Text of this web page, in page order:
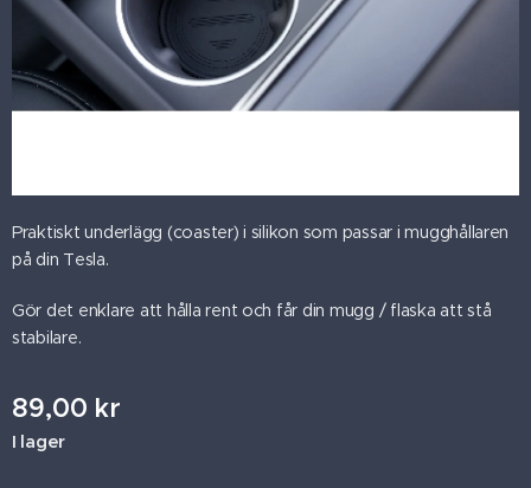
Praktiskt underlägg (coaster) i silikon som passar i mugghållaren
på din Tesla.
Gör det enklare att hålla rent och får din mugg / flaska att stå
stabilare.
89,00 kr
I lager